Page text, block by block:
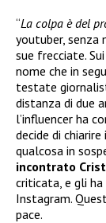
“La colpa è del
youtuber,
sue frecciate.
nome che in
testate
distanza di due
l’influencer ha
decide di
qualcosa in
incontrato
criticata, e gli ha
Instagram.
pace.